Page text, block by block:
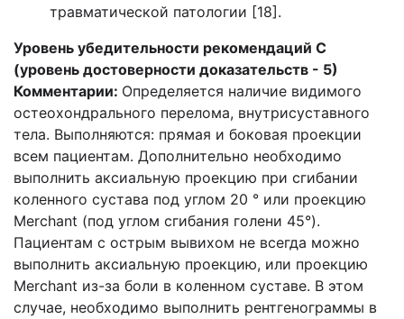
травматической патологии [18].
Уровень убедительности рекомендаций С
(уровень достоверности доказательств - 5)
Комментарии: Определяется наличие видимого
остеохондрального перелома, внутрисуставного
тела. Выполняются: прямая и боковая проекции
всем пациентам. Дополнительно необходимо
выполнить аксиальную проекцию при сгибании
коленного сустава под углом 20 ° или проекцию
Merchant (под углом сгибания голени 45°).
Пациентам с острым вывихом не всегда можно
выполнить аксиальную проекцию, или проекцию
Merchant из-за боли в коленном суставе. В этом
случае, необходимо выполнить рентгенограммы в